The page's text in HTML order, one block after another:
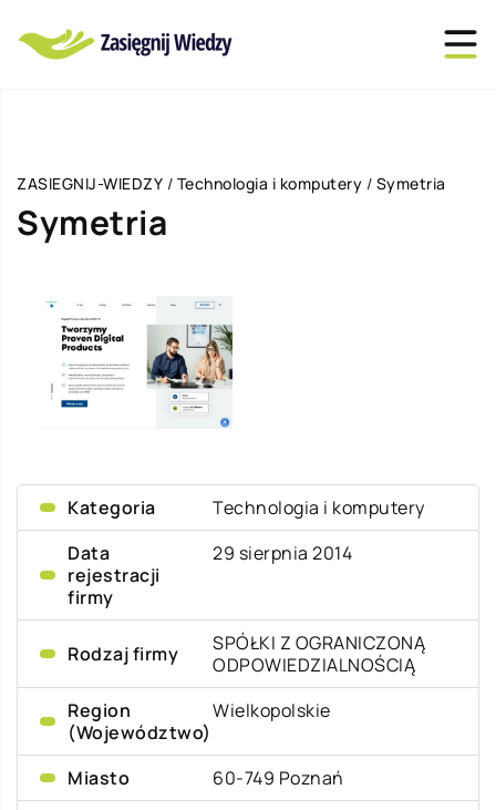
ZASIEGNIJ-WIEDZY / Technologia i komputery / Symetria
Symetria
Kategoria
Technologia i komputery
Data
rejestracji
firmy
29 sierpnia 2014
Rodzaj firmy
SPÓŁKI Z OGRANICZONĄ
ODPOWIEDZIALNOŚCIĄ
Region
(Województwo)
Wielkopolskie
Miasto 60-749 Poznań